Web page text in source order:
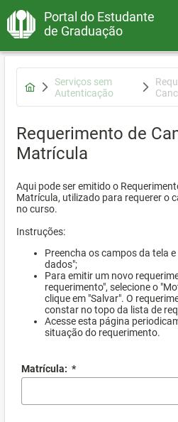
Portal do Estudante
de Graduação
Serviços sem
Autenticação
Requerimento de
Matrícula
Aqui pode ser emitido o
Matrícula, utilizado para requerer o
no curso.
Instruções:
Preencha os campos da tela
dados";
Para emitir um novo
requerimento", selecione o
clique em "Salvar". O
constar no topo da lista de
Acesse esta página
situação do requerimento.
Matrícula: *